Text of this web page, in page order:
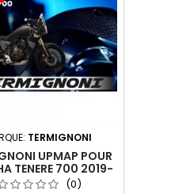
TERMIGNONI
UPMAP POUR
TENERE 700 2019-
2020
(0)